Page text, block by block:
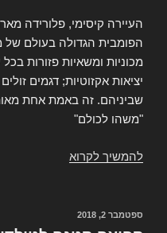
העיירה קיסימי, פלורידה
הפומבית הגדולה בעולם של
מכוניות ומשאיות פזורות
יציאות אקזוטיות; דגמים
שביניהם. זה באמת אחת
"משהו לכולם"
להמשיך לקרוא
פורסם
ספטמבר 2, 2018